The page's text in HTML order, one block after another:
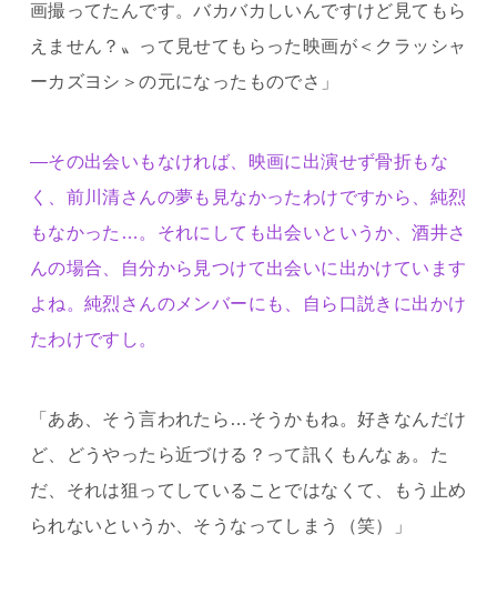
画撮ってたんです。バカバカしいんですけど見てもら
えません？〟って見せてもらった映画が＜クラッシャ
ーカズヨシ＞の元になったものでさ」
―その出会いもなければ、映画に出演せず骨折もな
く、前川清さんの夢も見なかったわけですから、純烈
もなかった…。それにしても出会いというか、酒井さ
んの場合、自分から見つけて出会いに出かけています
よね。純烈さんのメンバーにも、自ら口説きに出かけ
たわけですし。
「ああ、そう言われたら…そうかもね。好きなんだけ
ど、どうやったら近づける？って訊くもんなぁ。た
だ、それは狙ってしていることではなくて、もう止め
られないというか、そうなってしまう（笑）」